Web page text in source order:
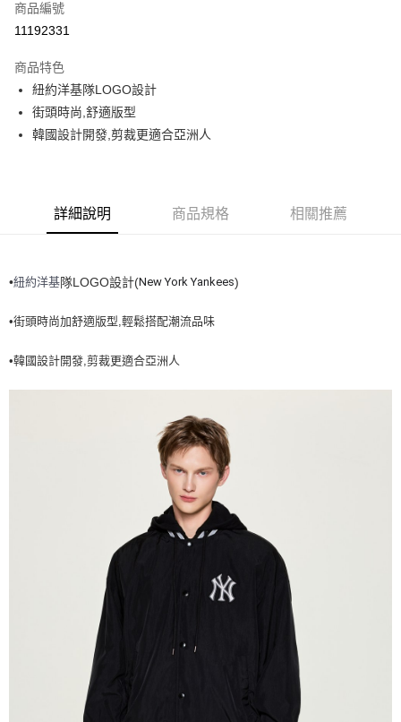
超商取貨付款
Apple Pay
街口支付
全家取貨付款<未取貨列黑名單/不支援離島取退>
全家取貨<不支援離島取退>
每筆NT$60，滿NT$499(含以上)免運費
每筆NT$60，滿NT$499(含以上)免運費
每筆NT$80，滿NT$699(含以上)免運費
商品編號
11192331
商品特色
紐約洋基隊LOGO設計
街頭時尚,舒適版型
韓國設計開發,剪裁更適合亞洲人
詳細說明 商品規格 相關推薦
•紐約洋基隊LOGO設計(New YorkYankees)
•街頭時尚加舒適版型,輕鬆搭配潮流品味
•韓國設計開發,剪裁更適合亞洲人